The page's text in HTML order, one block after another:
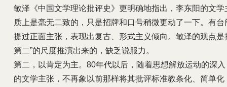
敏泽《中国文学理论批评史》更明确地指出，李东阳的文学
质上是毫无二致的，只是招牌和口号稍微更动了一下。有
提过正面主张，表现出复古、形式主义倾向。敏泽的观点
第二”的尺度推演出来的，缺乏说服力。
第二，以肯定为主。80年代以后，随着思想解放运动的深
的文学主张，不再象以前那样将其批评标准教条化、简单